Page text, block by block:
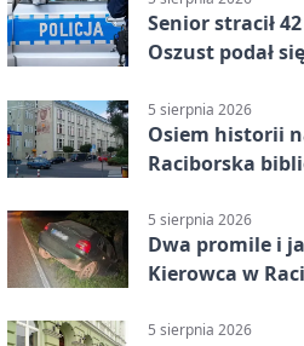
Senior stracił
Oszust podał
5 sierpnia 2026
Osiem historii
Raciborska
5 sierpnia 2026
Dwa promile i
Kierowca w
5 sierpnia 2026